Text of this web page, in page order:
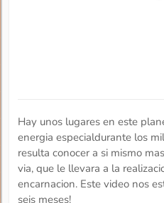
Hay unos lugares en este
energia especialdurante los
resulta conocer a si mismo
via, que le llevara a la
encarnacion. Este video nos
seis meses!